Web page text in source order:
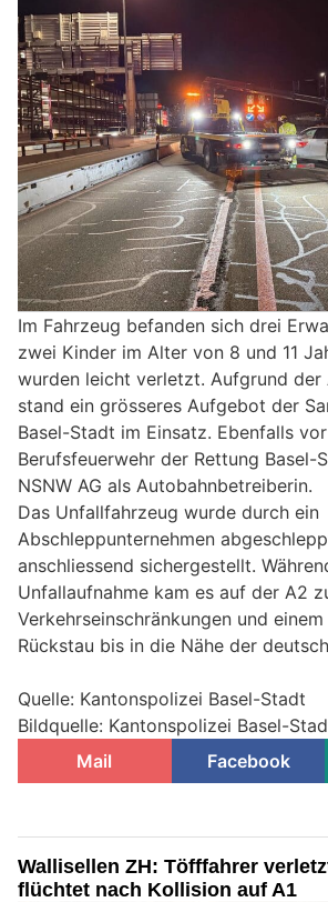
Im Fahrzeug befanden sich drei
zwei Kinder im Alter von 8 und 11
wurden leicht verletzt. Aufgrund der
stand ein grösseres Aufgebot der
Basel-Stadt im Einsatz. Ebenfalls
Berufsfeuerwehr der Rettung Basel-
NSNW AG als Autobahnbetreiberin.
Das Unfallfahrzeug wurde durch ein
Abschleppunternehmen
anschliessend sichergestellt.
Unfallaufnahme kam es auf der A2
Verkehrseinschränkungen und
Rückstau bis in die Nähe der
Quelle: Kantonspolizei Basel-Stadt
Bildquelle: Kantonspolizei Basel-
Mail
Facebook
Wallisellen ZH: Töfffahrer
flüchtet nach Kollision auf A1